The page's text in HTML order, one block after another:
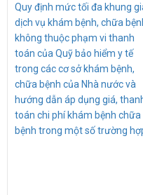
Quy định mức tối đa khung
dịch vụ khám bệnh, chữa
không thuộc phạm vi thanh
toán của Quỹ bảo hiểm y tế
trong các cơ sở khám bệnh,
chữa bệnh của Nhà nước và
hướng dẫn áp dụng giá,
toán chi phí khám bệnh chữa
bệnh trong một số trường